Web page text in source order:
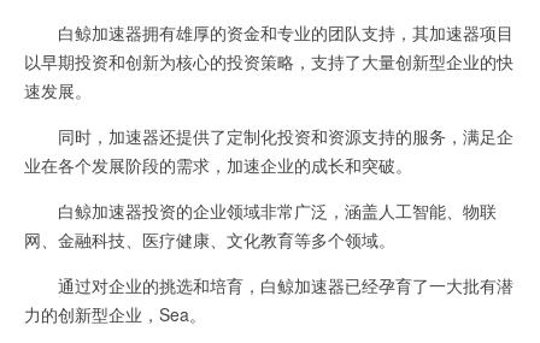
白鲸加速器拥有雄厚的资金和专业的团队支持，其加速器项目
以早期投资和创新为核心的投资策略，支持了大量创新型企业的快
速发展。
同时，加速器还提供了定制化投资和资源支持的服务，满足企
业在各个发展阶段的需求，加速企业的成长和突破。
白鲸加速器投资的企业领域非常广泛，涵盖人工智能、物联
网、金融科技、医疗健康、文化教育等多个领域。
通过对企业的挑选和培育，白鲸加速器已经孕育了一大批有潜
力的创新型企业，Sea。